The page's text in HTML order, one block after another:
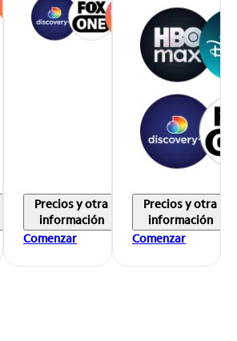
Precios y otra
información
Comenzar
Precios y otra
información
Comenzar